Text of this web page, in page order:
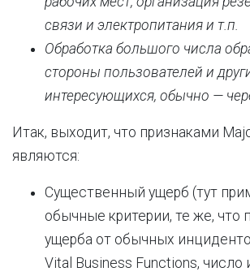
связи и электропитания и т.п.
Обработка большого числа
стороны пользователей и
интересующихся, обычно —
Итак, выходит, что признаками
являются:
Существенный ущерб (тут
обычные критерии, те же, что
ущерба от обычных
Vital Business Functions, число